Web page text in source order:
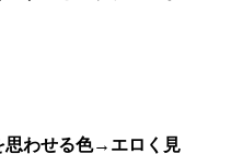
思わせる色→エロく見